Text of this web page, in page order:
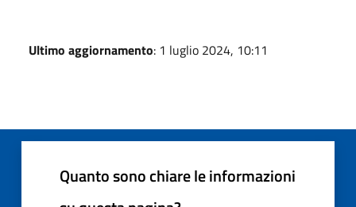
Ultimo aggiornamento: 1 luglio 2024, 10:11
Quanto sono chiare le informazioni